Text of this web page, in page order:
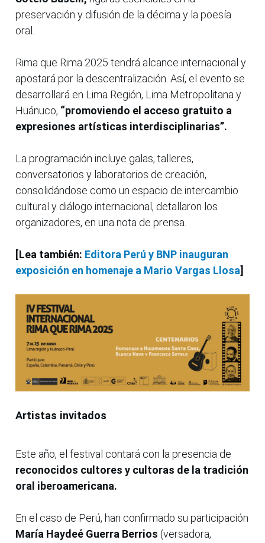
preservación y difusión de la décima y la poesía
oral.
Rima que Rima 2025 tendrá alcance internacional y
apostará por la descentralización. Así, el evento se
desarrollará en Lima Región, Lima Metropolitana y
Huánuco, “promoviendo el acceso gratuito a
expresiones artísticas interdisciplinarias”.
La programación incluye galas, talleres,
conversatorios y laboratorios de creación,
consolidándose como un espacio de intercambio
cultural y diálogo internacional, detallaron los
organizadores, en una nota de prensa.
[Lea también: Editora Perú y BNP inauguran
exposición en homenaje a Mario Vargas Llosa]
Artistas invitados
Este año, el festival contará con la presencia de
reconocidos cultores y cultoras de la tradición
oral iberoamericana.
En el caso de Perú, han confirmado su participación
María Haydeé Guerra Berrios (versadora,